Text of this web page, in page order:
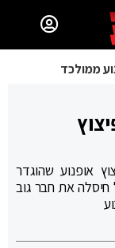
ממולכד
אופנוע שהוגדר
חיסלה את חבר גוב